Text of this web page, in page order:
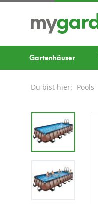
Gartenhäuser
Du bist hier: Pools